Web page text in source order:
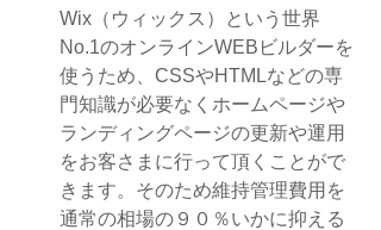
Wix（ウィックス）という世界
No.1のオンラインWEBビルダーを
使うため、CSSやHTMLなどの専
門知識が必要なくホームページや
ランディングページの更新や運用
をお客さまに行って頂くことがで
きます。そのため維持管理費用を
通常の相場の９０％いかに抑える